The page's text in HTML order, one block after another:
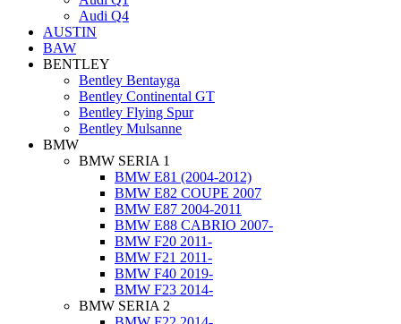
Audi Q4
AUSTIN
BAW
BENTLEY
Bentley Bentayga
Bentley Continental GT
Bentley Flying Spur
Bentley Mulsanne
BMW
BMW SERIA 1
BMW E81 (2004-2012)
BMW E82 COUPE 2007
BMW E87 2004-2011
BMW E88 CABRIO 2007-
BMW F20 2011-
BMW F21 2011-
BMW F40 2019-
BMW F23 2014-
BMW SERIA 2